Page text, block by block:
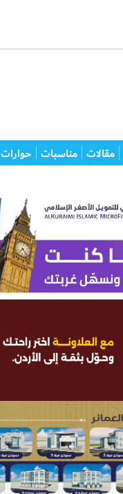
مقالات مناسبات حوارات